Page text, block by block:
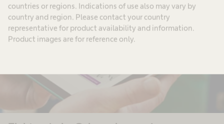
countries or regions. Indications of use also may vary by
country and region. Please contact your country
representative for product availability and information.
Product images are for reference only.